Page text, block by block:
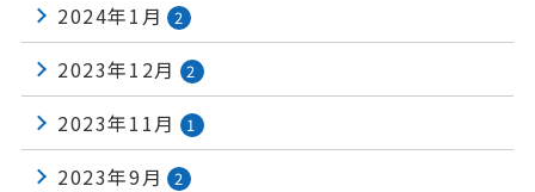
2024年1月 2
2023年12月 2
2023年11月 1
2023年9月 2